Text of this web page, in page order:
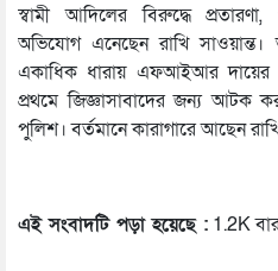
স্বামী আদিলের বিরুদ্ধে
অভিযোগ এনেছেন রাখি
একাধিক ধারায় এফআইআর দায়ের
প্রথমে জিজ্ঞাসাবাদের জন্য আটক
পুলিশ। বর্তমানে কারাগারে আছেন
এই সংবাদটি পড়া হয়েছে : 1.2K